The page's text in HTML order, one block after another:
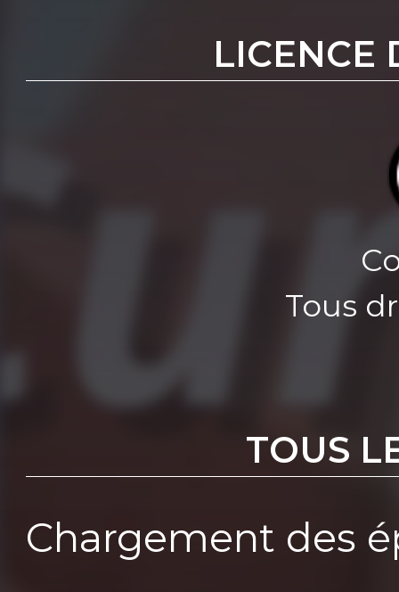
LICENCE
Tous
TOUS
Chargement des